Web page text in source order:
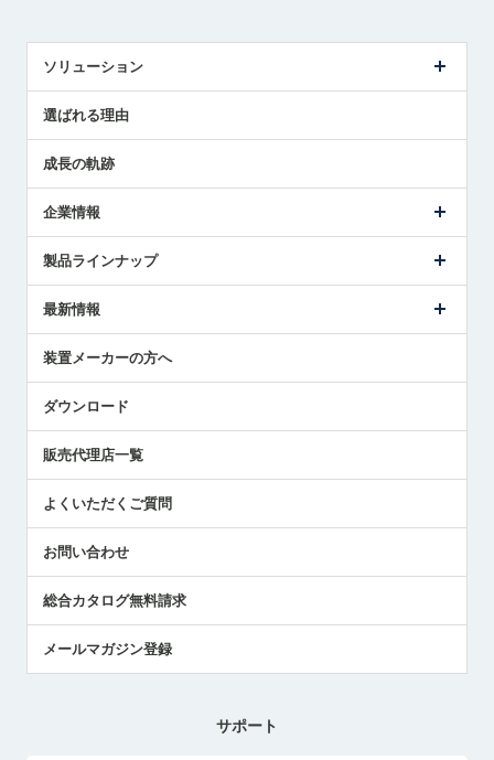
ソリューション
解決策提案
選ばれる理由
成長の軌跡
企業情報
ごあいさつ
受賞履歴
採用情報
国/地域/言語
製品ラインナップ
ツールセッタ製品
エアマイクロセンサ製品
最新情報
メトロールの技術
社員ブログ
中小企業のBCP地震対策
センサのテクニカルガイド
社長ブログ
装置メーカーの方へ
ダウンロード
販売代理店一覧
よくいただくご質問
お問い合わせ
総合カタログ無料請求
メールマガジン登録
サポート